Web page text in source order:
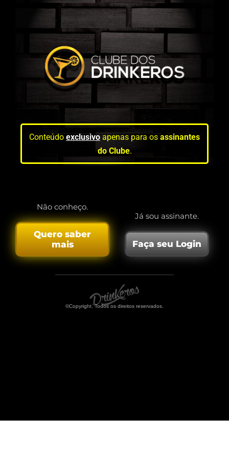
Conteúdo exclusivo apenas para os assinantes
do Clube.
Não conheço.
Quero saber
mais
Já sou assinante.
Faça seu Login
©Copyright. Todos os direitos reservados.